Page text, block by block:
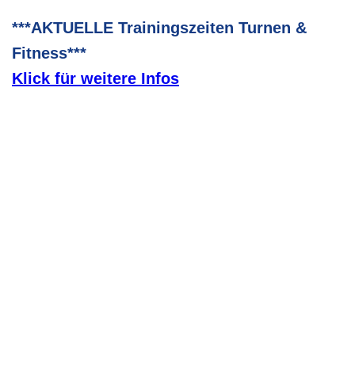
***AKTUELLE Trainingszeiten Turnen &
Fitness***
Klick für weitere Infos